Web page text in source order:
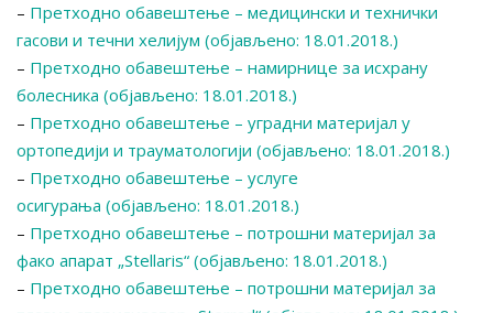
– Претходно обавештење – медицински и технички
гасови и течни хелијум (објављено: 18.01.2018.)
– Претходно обавештење – намирнице за исхрану
болесника (објављено: 18.01.2018.)
– Претходно обавештење – уградни материјал у
ортопедији и трауматологији (објављено: 18.01.2018.)
– Претходно обавештење – услуге
осигурања (објављено: 18.01.2018.)
– Претходно обавештење – потрошни материјал за
фако апарат „Stellaris“ (објављено: 18.01.2018.)
– Претходно обавештење – потрошни материјал за